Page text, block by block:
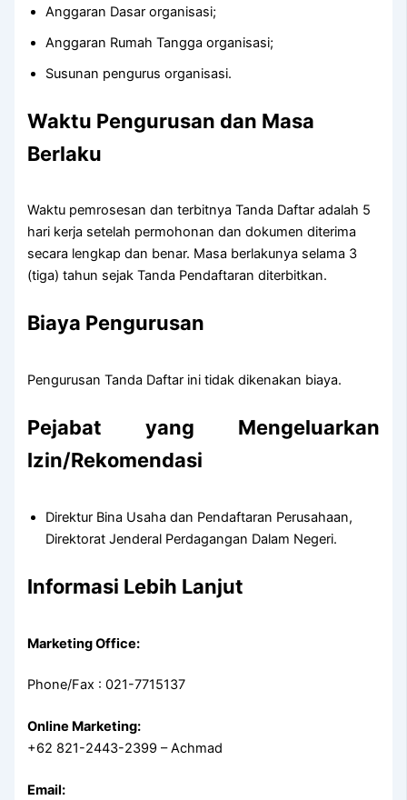
Anggaran Dasar organisasi;
Anggaran Rumah Tangga organisasi;
Susunan pengurus organisasi.
Waktu Pengurusan dan Masa
Berlaku
Waktu pemrosesan dan terbitnya Tanda Daftar adalah 5
hari kerja setelah permohonan dan dokumen diterima
secara lengkap dan benar. Masa berlakunya selama 3
(tiga) tahun sejak Tanda Pendaftaran diterbitkan.
Biaya Pengurusan
Pengurusan Tanda Daftar ini tidak dikenakan biaya.
Pejabat yang Mengeluarkan
Izin/Rekomendasi
Direktur Bina Usaha dan Pendaftaran Perusahaan,
Direktorat Jenderal Perdagangan Dalam Negeri.
Informasi Lebih Lanjut
Marketing Office:
Phone/Fax : 021-7715137
Online Marketing:
+62 821-2443-2399 – Achmad
Email: